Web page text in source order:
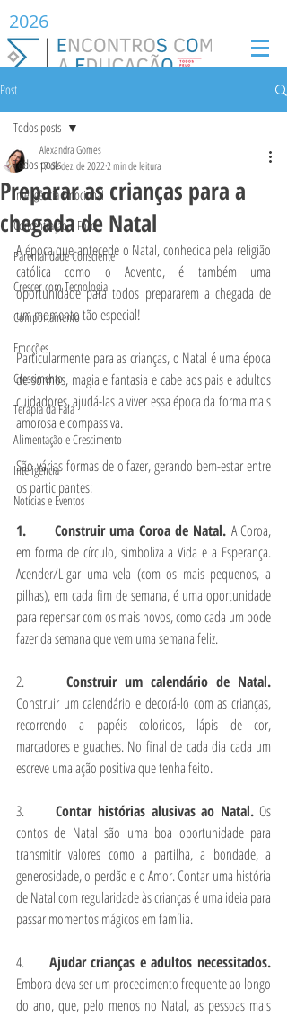
2026
Post
Todos posts
Inteligência Emocional
Concentração e Foco
Parentalidade Consciente
Crescer com Tecnologia
Comportamento
Emoções
Crescimento
Terapia da Fala
Alimentação e Crescimento
Inteligência
Notícias e Eventos
Todos posts
Preparar as crianças para a
chegada de Natal
Alexandra Gomes
17 de dez. de 20222 min de leitura
A época que antecede o Natal, conhecida pela religião
católica como o Advento, é também uma
oportunidade para todos prepararem a chegada de
um momento tão especial!
Particularmente para as crianças, o Natal é uma época
de sonhos, magia e fantasia e cabe aos pais e adultos
cuidadores, ajudá-las a viver essa época da forma mais
amorosa e compassiva.
São várias formas de o fazer, gerando bem-estar entre
os participantes:
1.      Construir uma Coroa de Natal. A Coroa,
em forma de círculo, simboliza a Vida e a Esperança.
Acender/Ligar uma vela (com os mais pequenos, a
pilhas), em cada fim de semana, é uma oportunidade
para repensar com os mais novos, como cada um pode
fazer da semana que vem uma semana feliz.
2.
Construir um calendário e decorá-lo com as crianças,
recorrendo a papéis coloridos, lápis de cor,
marcadores e guaches. No final de cada dia cada um
escreve uma ação positiva que tenha feito.
3. Contar histórias alusivas ao Natal. Os
contos de Natal são uma boa oportunidade para
transmitir valores como a partilha, a bondade, a
generosidade, o perdão e o Amor. Contar uma história
de Natal com regularidade às crianças é uma ideia para
passar momentos mágicos em família.
4. Ajudar crianças e adultos necessitados.
Embora deva ser um procedimento frequente ao longo
do ano, que, pelo menos no Natal, as pessoas mais